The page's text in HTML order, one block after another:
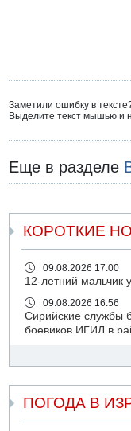
Заметили ошибку в
Выделите текст мышью и
Еще в разделе
КОРОТКИЕ
09.08.2026 17:00
12-летний мальчик
09.08.2026 16:56
Сирийские службы
боевиков ИГИЛ в
Прогноз погоды: с
09.08.2026 15:49
Хуситы сообщили
ПОГОДА В